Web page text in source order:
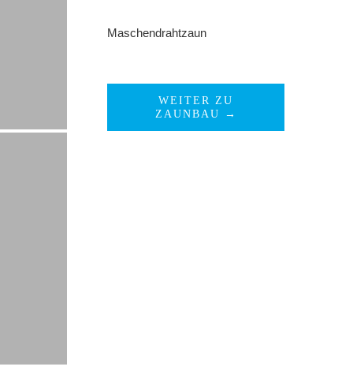
Maschendrahtzaun
WEITER ZU
ZAUNBAU →